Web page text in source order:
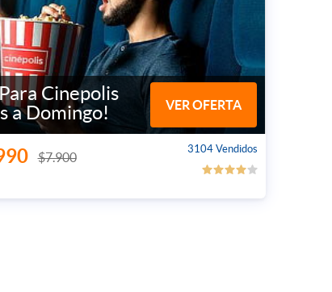
Cinepolis
a Domingo!
VER OFERTA
3104 Vendidos
$7.900